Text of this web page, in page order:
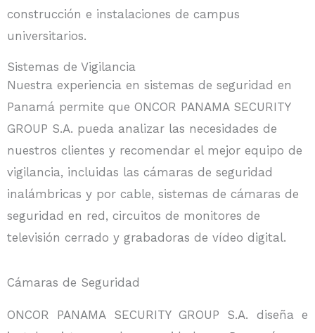
construcción e instalaciones de campus
universitarios.
Sistemas de Vigilancia
Nuestra experiencia en sistemas de seguridad en
Panamá permite que ONCOR PANAMA SECURITY
GROUP S.A. pueda analizar las necesidades de
nuestros clientes y recomendar el mejor equipo de
vigilancia, incluidas las cámaras de seguridad
inalámbricas y por cable, sistemas de cámaras de
seguridad en red, circuitos de monitores de
televisión cerrado y grabadoras de vídeo digital.
Cámaras de Seguridad
ONCOR PANAMA SECURITY GROUP S.A. diseña e